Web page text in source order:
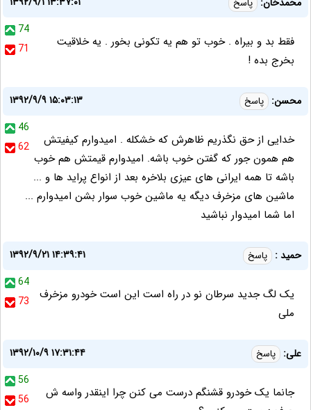
پاسخ
74
71
فقط بد و بیراه . خوب تو هم یه تکونی بخور . یه خلاقیت
بخرج بده !
محسن: پاسخ
۱۳۹۲/۹/۹ ۱۵:۰۳:۱۳
46
62
خدایی از حق نگذریم ظاهرش که خشکله . امیدوارم کیفیتش
هم همون جور که گفتن خوب باشه. امیدوارم قیمتش هم خوب
باشه تا همه ایرانی های عیزی بلاخره بعد از انواع پراید ها و ...
ماشین های مزخرف دیگه یه ماشین خوب سوار بشن امیدوارم ...
اما شما امیدوار نباشید
حمید : پاسخ
۱۳۹۲/۹/۲۱ ۱۴:۳۹:۴۱
64
73
یک لگ جدید سرطان نو در راه است این است خودرو مزخرف
ملی
علی: پاسخ
۱۳۹۲/۱۰/۹ ۱۷:۳۱:۴۴
56
56
جانما یک خودرو قشنگم درست می کنن چرا اینقدر واسه ش